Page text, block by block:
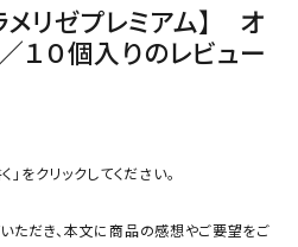
メリゼプレミアム】 オ
１０個入りのレビュー
をクリックしてください。
ただき、本文に商品の感想やご要望をご